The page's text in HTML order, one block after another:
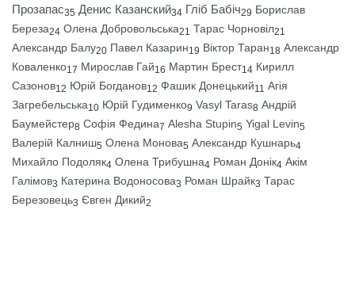
Прозапас35 Денис Казанский34 Гліб Бабіч29 Борислав
Береза24 Олена Добровольська21 Тарас Чорновіл21
Александр Балу20 Павел Казарин19 Віктор Таран18 Александр
Коваленко17 Мирослав Гай16 Мартин Брест14 Кирилл
Сазонов12 Юрій Богданов12 Фашик Донецький11 Агія
Загребельська10 Юрій Гудименко9 Vasyl Taras8 Андрій
Баумейстер8 Софія Федина7 Alesha Stupin5 Yigal Levin5
Валерій Калниш5 Олена Монова5 Александр Кушнарь4
Михайло Подоляк4 Олена Трибушна4 Роман Донік4 Акім
Галімов3 Катерина Водоносова3 Роман Шрайк3 Тарас
Березовець3 Євген Дикий2